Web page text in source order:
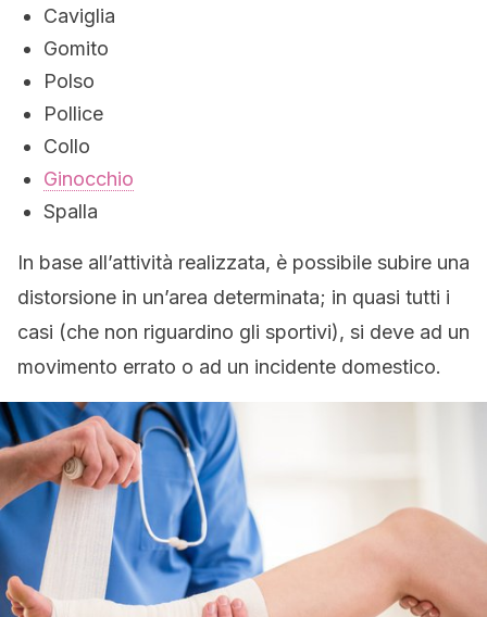
Caviglia
Gomito
Polso
Pollice
Collo
Ginocchio
Spalla
In base all’attività realizzata, è possibile subire una
distorsione in un’area determinata; in quasi tutti i
casi (che non riguardino gli sportivi), si deve ad un
movimento errato o ad un incidente domestico.